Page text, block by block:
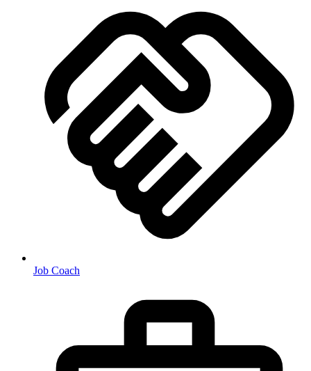
Job Coach